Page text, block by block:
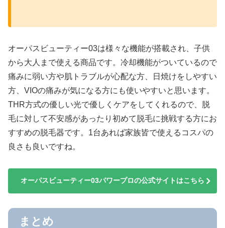
オーパスビューティー03は様々な機能が搭載され、子供
から大人まで使える商品です。冷却機能がついているので
痛みに弱い方や肌トラブルが心配な方、日焼けをしやすい
方、VIOの痛みが気になる方にも使いやすいと思います。
THR方式の優しい光で優しくケアをしてくれるので、脱
毛に対して不安感があったり初めて脱毛に挑戦する方にお
すすめの脱毛器です。1台あれば家族皆で使えるコスパの
良さも良いですね。
オーパスビューティー03パワープロの公式サイトはこちら
まとめ